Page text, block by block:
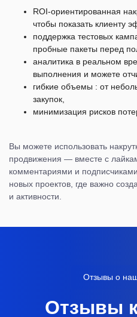
ROI-ориентированная
чтобы показать клиенту
поддержка тестовых
пробные пакеты перед
аналитика в реальном
выполнения и можете
гибкие объемы : от
закупок,
минимизация рисков
Вы можете использовать
продвижения — вместе с
комментариями и
новых проектов, где важно
и активности.
Отзывы о
Отзывы